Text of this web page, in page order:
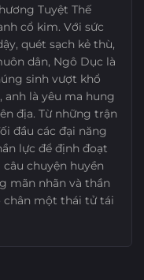
Tuyệt Thế
cổ kim. Với sức
quét sạch kẻ thù,
dân, Ngô Dục là
sinh vượt khổ
anh là yêu ma hung
địa. Từ những trận
đầu các đại năng
lực để định đoạt
chuyện huyền
mãn nhãn và thần
chân một thái tử tái